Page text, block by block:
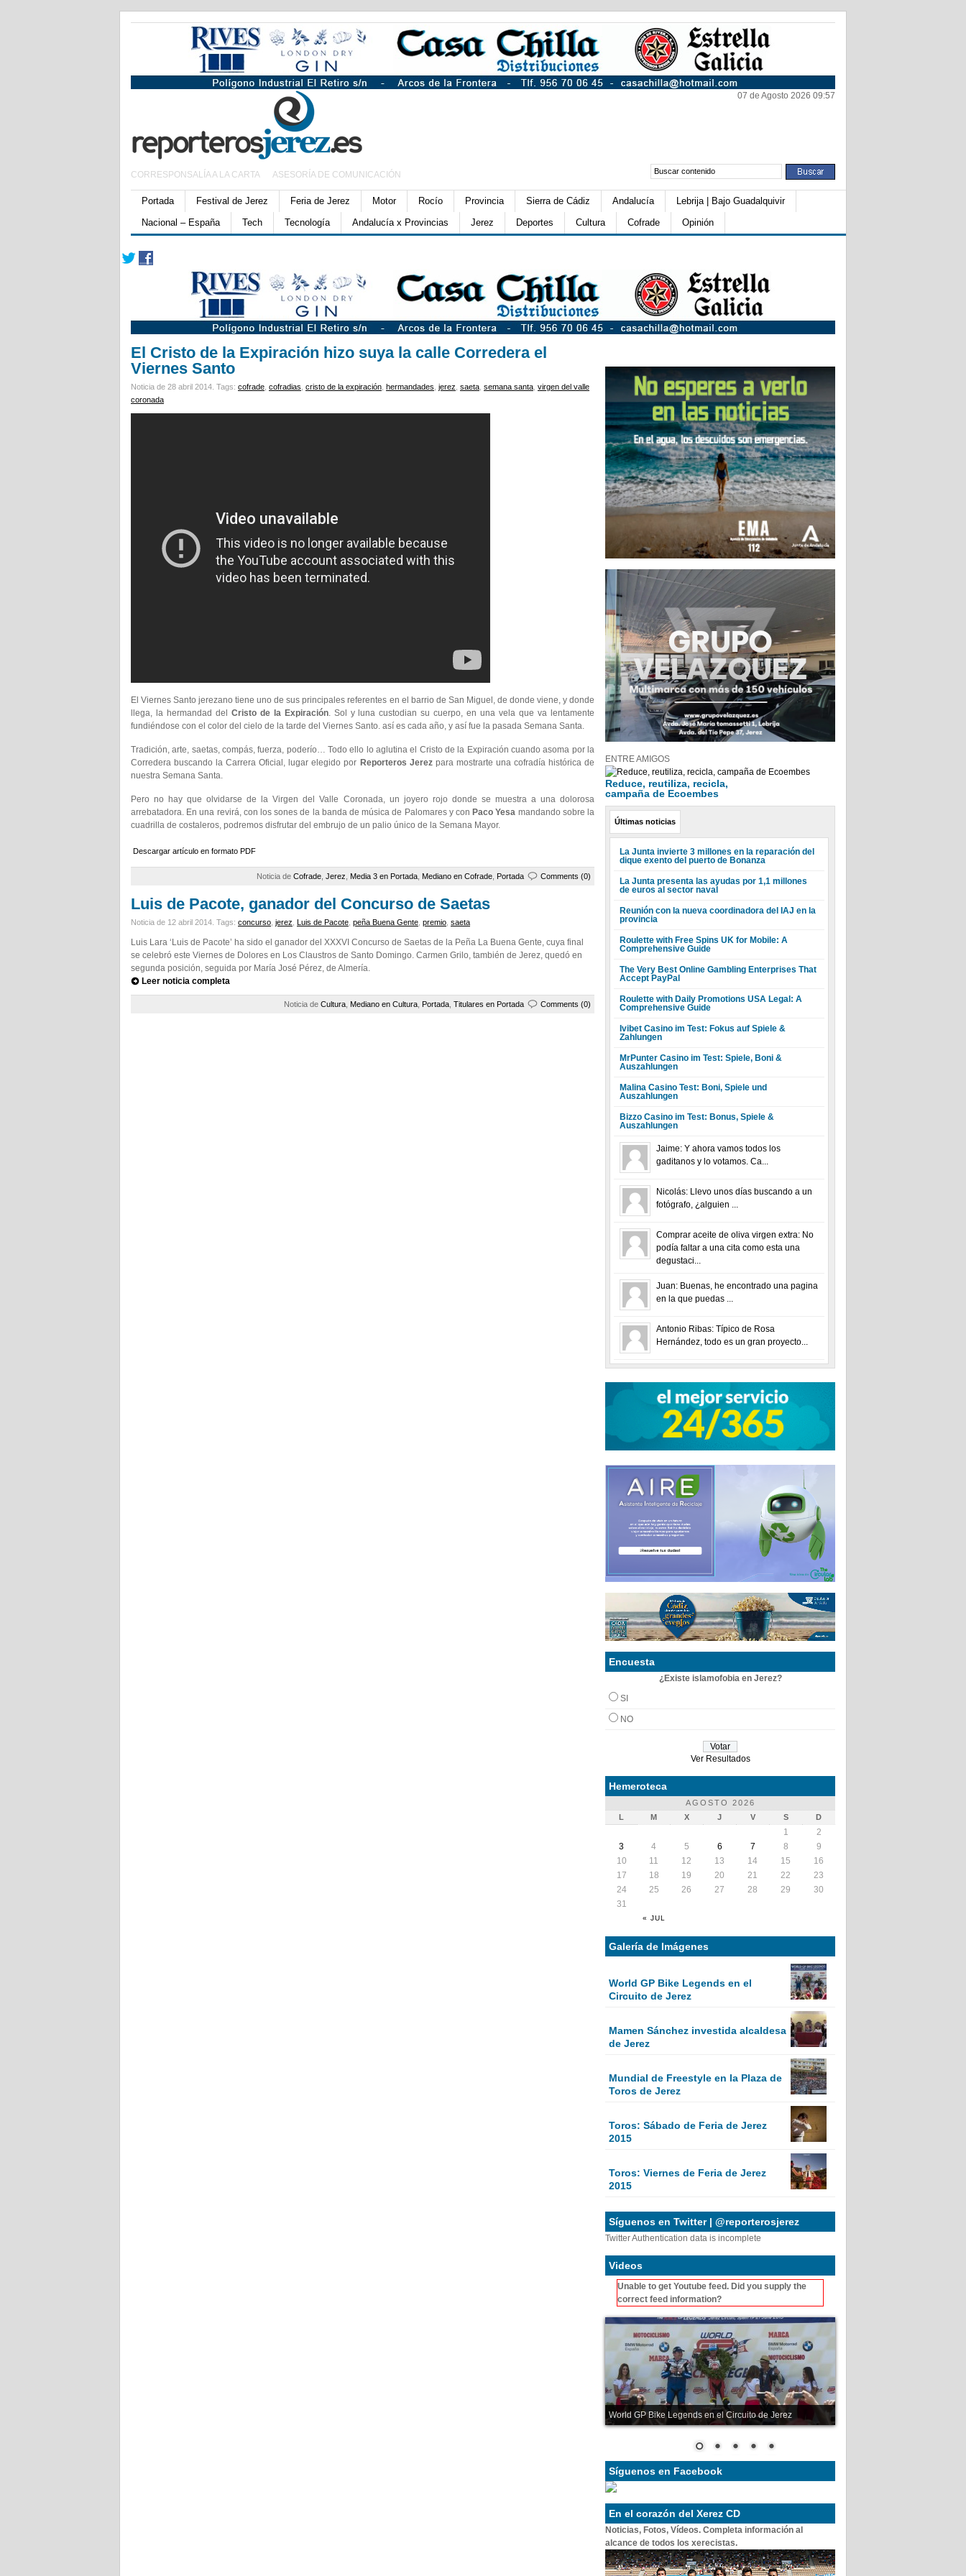
07 de Agosto 2026 09:57
CORRESPONSALÍA A LA CARTA ASESORÍA DE COMUNICACIÓN
Portada Festival de Jerez Feria de Jerez Motor Rocío Provincia Sierra de Cádiz Andalucía
Lebrija | Bajo Guadalquivir
Nacional – España
Tech Tecnología Andalucía x Provincias Jerez Deportes Cultura Cofrade Opinión
El Cristo de la Expiración hizo suya la calle Corredera el
Viernes Santo
Noticia de 28 abril 2014. Tags: cofrade cofradias cristo de la expiración hermandades jerez saeta semana santa virgen del valle
coronada
El Viernes Santo jerezano tiene uno de sus principales referentes en el barrio de San Miguel, de donde viene, y donde
llega, la hermandad del Cristo de la Expiración. Sol y luna custodian su cuerpo, en una vela que va lentamente
fundiéndose con el color del cielo de la tarde del Viernes Santo. así es cada año, y así fue la pasada Semana Santa.
Tradición, arte, saetas, compás, fuerza, poderío… Todo ello lo aglutina el Cristo de la Expiración cuando asoma por la
Corredera buscando la Carrera Oficial, lugar elegido por Reporteros Jerezpara mostrarte una cofradía histórica de
nuestra Semana Santa.
Pero no hay que olvidarse de la Virgen del Valle Coronada, un joyero rojo donde se muestra a una dolorosa
arrebatadora. En una revirá, con los sones de la banda de música de Palomares y con Paco Yesa mandando sobre la
cuadrilla de costaleros, podremos disfrutar del embrujo de un palio único de la Semana Mayor.
Descargar artículo en formato PDF
Noticia de Cofrade Jerez Media 3 en Portada Mediano en Cofrade Portada Comments (0)
Luis de Pacote, ganador del Concurso de Saetas
Noticia de 12 abril 2014. Tags: concurso jerez Luis de Pacote peña Buena Gente premio saeta
Luis Lara ‘Luis de Pacote’ ha sido el ganador del XXXVI Concurso de Saetas de la Peña La Buena Gente, cuya final
se celebró este Viernes de Dolores en Los Claustros de Santo Domingo. Carmen Grilo, también de Jerez, quedó en
segunda posición, seguida por María José Pérez, de Almería.
Leer noticia completa
Noticia de Cultura Mediano en Cultura Portada Titulares en Portada Comments (0)
ENTRE AMIGOS
Reduce, reutiliza, recicla,
campaña de Ecoembes
Últimas noticias
La Junta invierte 3 millones en la reparación del
dique exento del puerto de Bonanza
La Junta presenta las ayudas por 1,1 millones
de euros al sector naval
Reunión con la nueva coordinadora del IAJ en la
provincia
Roulette with Free Spins UK for Mobile: A
Comprehensive Guide
The Very Best Online Gambling Enterprises That
Accept PayPal
Roulette with Daily Promotions USA Legal: A
Comprehensive Guide
Ivibet Casino im Test: Fokus auf Spiele &
Zahlungen
MrPunter Casino im Test: Spiele, Boni &
Auszahlungen
Malina Casino Test: Boni, Spiele und
Auszahlungen
Bizzo Casino im Test: Bonus, Spiele &
Auszahlungen
Jaime: Y ahora vamos todos los
gaditanos y lo votamos. Ca...
Nicolás: Llevo unos días buscando a un
fotógrafo, ¿alguien ...
Comprar aceite de oliva virgen extra: No
podía faltar a una cita como esta una
degustaci...
Juan: Buenas, he encontrado una pagina
en la que puedas ...
Antonio Ribas: Típico de Rosa
Hernández, todo es un gran proyecto...
Encuesta
¿Existe islamofobia en Jerez?
SI
NO
Ver Resultados
Hemeroteca
AGOSTO 2026
L
M X J V S D
« JUL
1
2
3
4 5 6 7 8
9
10
11 12 13 14 15
16
17
18 19 20 21 22
23
24
25 26 27 28 29
30
31
Galería de Imágenes
World GP Bike Legends en el
Circuito de Jerez
Mamen Sánchez investida alcaldesa
de Jerez
Mundial de Freestyle en la Plaza de
Toros de Jerez
Toros: Sábado de Feria de Jerez
2015
Toros: Viernes de Feria de Jerez
2015
Síguenos en Twitter | @reporterosjerez
Twitter Authentication data is incomplete
Videos
Unable to get Youtube feed. Did you supply the
correct feed information?
World GP Bike Legends en el Circuito de Jerez
Síguenos en Facebook
En el corazón del Xerez CD
Noticias, Fotos, Vídeos. Completa información al
alcance de todos los xerecistas.